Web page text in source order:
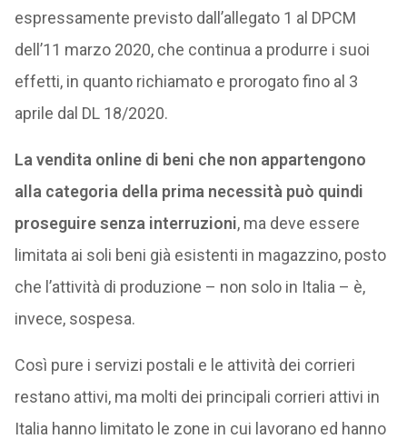
espressamente previsto dall’allegato 1 al DPCM
dell’11 marzo 2020, che continua a produrre i suoi
effetti, in quanto richiamato e prorogato fino al 3
aprile dal DL 18/2020.
La vendita online di beni che non appartengono
alla categoria della prima necessità può quindi
proseguire senza interruzioni, ma deve essere
limitata ai soli beni già esistenti in magazzino, posto
che l’attività di produzione – non solo in Italia – è,
invece, sospesa.
Così pure i servizi postali e le attività dei corrieri
restano attivi, ma molti dei principali corrieri attivi in
Italia hanno limitato le zone in cui lavorano ed hanno